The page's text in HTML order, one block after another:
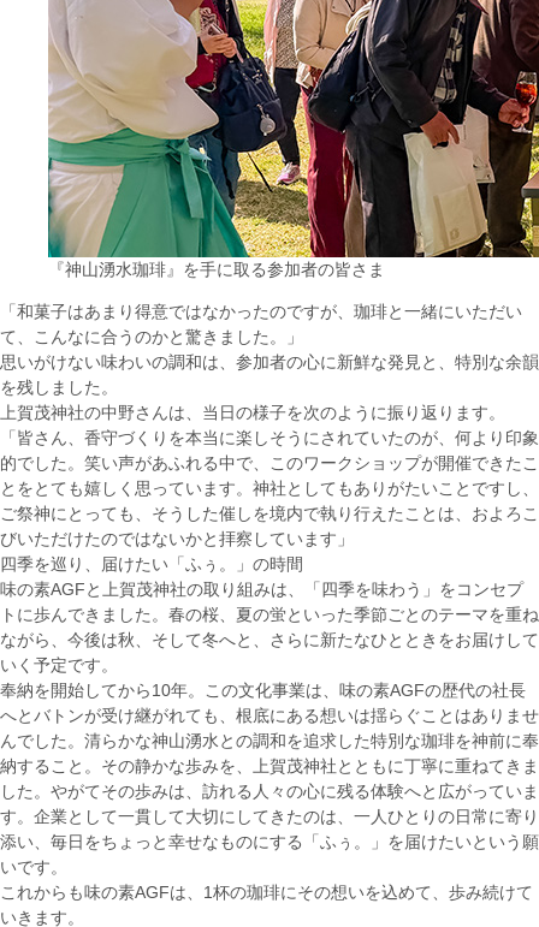
『神山湧水珈琲』を手に取る参加者の皆さま
「和菓子はあまり得意ではなかったのですが、珈琲と一緒にいただい
て、こんなに合うのかと驚きました。」
思いがけない味わいの調和は、参加者の心に新鮮な発見と、特別な余韻
を残しました。
上賀茂神社の中野さんは、当日の様子を次のように振り返ります。
「皆さん、香守づくりを本当に楽しそうにされていたのが、何より印象
的でした。笑い声があふれる中で、このワークショップが開催できたこ
とをとても嬉しく思っています。神社としてもありがたいことですし、
ご祭神にとっても、そうした催しを境内で執り行えたことは、およろこ
びいただけたのではないかと拝察しています」
四季を巡り、届けたい「ふぅ。」の時間
味の素AGFと上賀茂神社の取り組みは、「四季を味わう」をコンセプ
トに歩んできました。春の桜、夏の蛍といった季節ごとのテーマを重ね
ながら、今後は秋、そして冬へと、さらに新たなひとときをお届けして
いく予定です。
奉納を開始してから10年。この文化事業は、味の素AGFの歴代の社長
へとバトンが受け継がれても、根底にある想いは揺らぐことはありませ
んでした。清らかな神山湧水との調和を追求した特別な珈琲を神前に奉
納すること。その静かな歩みを、上賀茂神社とともに丁寧に重ねてきま
した。やがてその歩みは、訪れる人々の心に残る体験へと広がっていま
す。企業として一貫して大切にしてきたのは、一人ひとりの日常に寄り
添い、毎日をちょっと幸せなものにする「ふぅ。」を届けたいという願
いです。
これからも味の素AGFは、1杯の珈琲にその想いを込めて、歩み続けて
いきます。